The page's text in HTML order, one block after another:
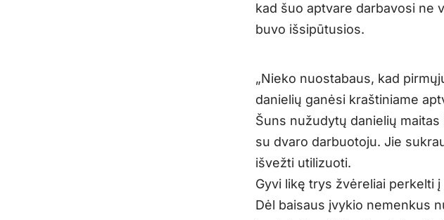
kad šuo aptvare darbavosi ne
buvo išsipūtusios.
„Nieko nuostabaus, kad
danielių ganėsi kraštiniame
Šuns nužudytų danielių
su dvaro darbuotoju. Jie
išvežti utilizuoti.
Gyvi likę trys žvėreliai perkelti
Dėl baisaus įvykio nemenkus